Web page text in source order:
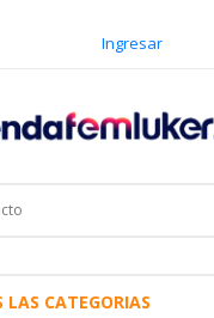
Ingresar
LAS CATEGORIAS